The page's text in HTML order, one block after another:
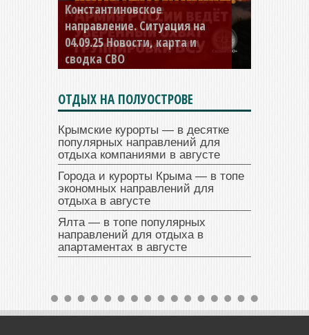
Константиновское
направление. Ситуация на
04.09.25 Новости, карта и
сводка СВО
ОТДЫХ НА ПОЛУОСТРОВЕ
Крымские курорты — в десятке
популярных направлений для
отдыха компаниями в августе
Города и курорты Крыма — в топе
экономных направлений для
отдыха в августе
Ялта — в топе популярных
направлений для отдыха в
апартаментах в августе